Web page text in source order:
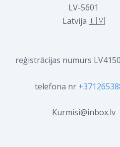
LV-5601
Latvija 🇱🇻
reģistrācijas numurs
telefona nr
Kurmisi@inbox.lv